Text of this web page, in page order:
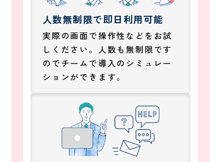
人数無制限で即日利用可能
実際の画面で操作性などをお試
しください。人数も無制限です
のでチームで導入のシミュレー
ションができます。